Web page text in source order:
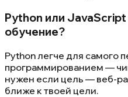
Python или
обучение?
Python легче для самого
программированием —
нужен если цель — веб-
ближе к твоей цели.